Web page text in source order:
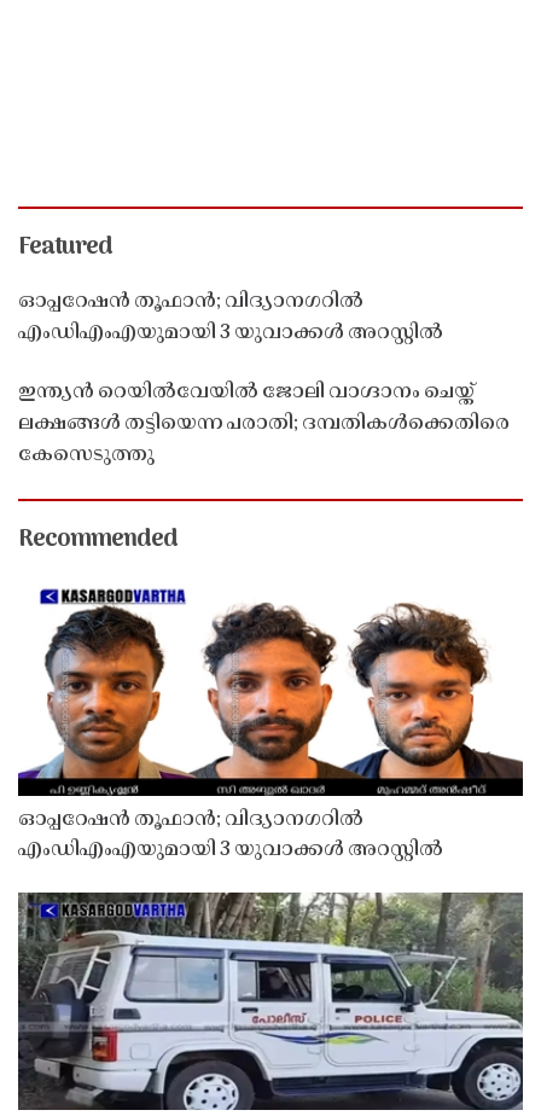
Featured
ഓപ്പറേഷൻ തൂഫാൻ; വിദ്യാനഗറിൽ
എംഡിഎംഎയുമായി 3 യുവാക്കൾ അറസ്റ്റിൽ
ഇന്ത്യൻ റെയിൽവേയിൽ ജോലി വാഗ്ദാനം ചെയ്ത്
ലക്ഷങ്ങൾ തട്ടിയെന്ന പരാതി; ദമ്പതികൾക്കെതിരെ
കേസെടുത്തു
Recommended
ഓപ്പറേഷൻ തൂഫാൻ; വിദ്യാനഗറിൽ
എംഡിഎംഎയുമായി 3 യുവാക്കൾ അറസ്റ്റിൽ